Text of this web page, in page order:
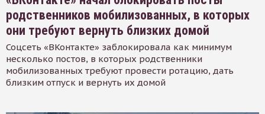
родственников мобилизованных, в которых
они требуют вернуть близких домой
Соцсеть «ВКонтакте» заблокировала как минимум
несколько постов, в которых родственники
мобилизованных требуют провести ротацию, дать
близким отпуск и вернуть их домой